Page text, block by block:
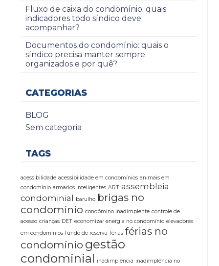
Fluxo de caixa do condomínio: quais
indicadores todo síndico deve
acompanhar?
Documentos do condomínio: quais o
síndico precisa manter sempre
organizados e por quê?
CATEGORIAS
BLOG
Sem categoria
TAGS
acessibilidade acessibilidade em condomínios animais em
condomínio armarios inteligentes ART assembleia
condominial
barulho brigas no
condomínio condômino inadimplente controle de
acesso crianças DET economizar energia no condomínio elevadores
em condomínios fundo de reserva férias férias no
condomínio gestão
condominial inadimplência inadimplência no